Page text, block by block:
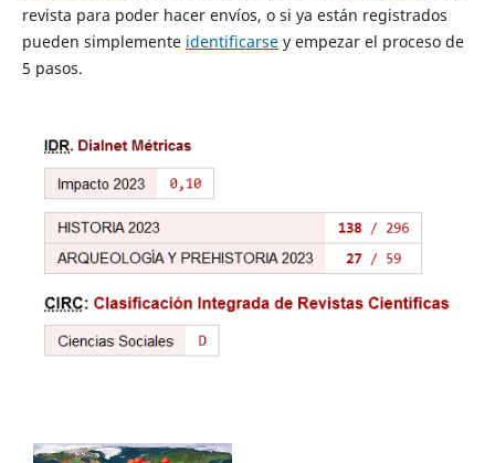
revista para poder hacer envíos, o si ya están registrados
pueden simplemente identificarsey empezar el proceso de
5 pasos.